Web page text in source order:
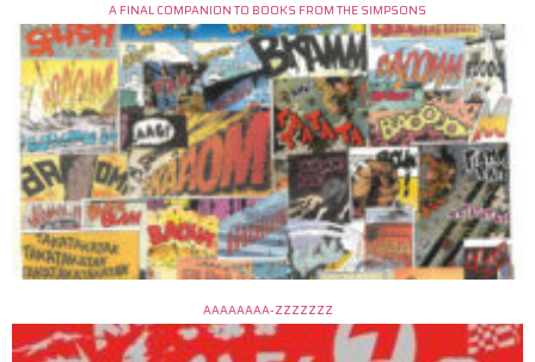
A FINAL COMPANION TO BOOKS FROM THE SIMPSONS
AAAAAAAA-ZZZZZZZ